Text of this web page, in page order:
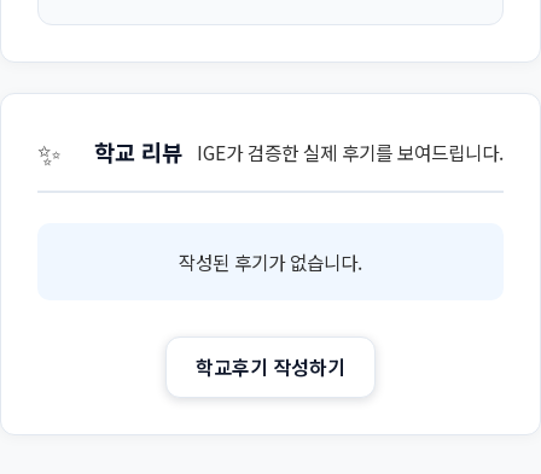
✨ 학교 리뷰 IGE가 검증한 실제 후기를 보여드립니다.
작성된 후기가 없습니다.
학교후기 작성하기